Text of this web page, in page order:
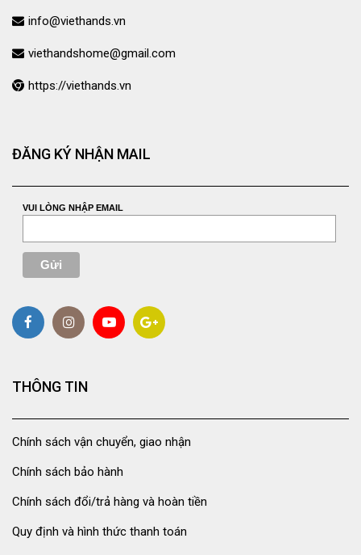
info@viethands.vn
viethandshome@gmail.com
https://viethands.vn
ĐĂNG KÝ NHẬN MAIL
VUI LÒNG NHẬP EMAIL
THÔNG TIN
Chính sách vận chuyển, giao nhận
Chính sách bảo hành
Chính sách đổi/trả hàng và hoàn tiền
Quy định và hình thức thanh toán